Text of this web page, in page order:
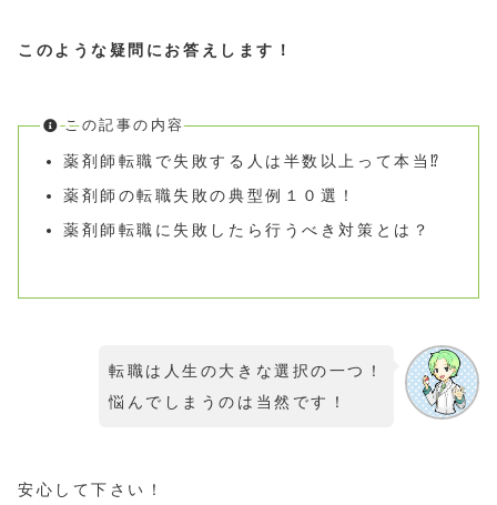
このような疑問にお答えします！
この記事の内容
薬剤師転職で失敗する人は半数以上って本当⁉
薬剤師の転職失敗の典型例１０選！
薬剤師転職に失敗したら行うべき対策とは？
転職は人生の大きな選択の一つ！
悩んでしまうのは当然です！
安心して下さい！